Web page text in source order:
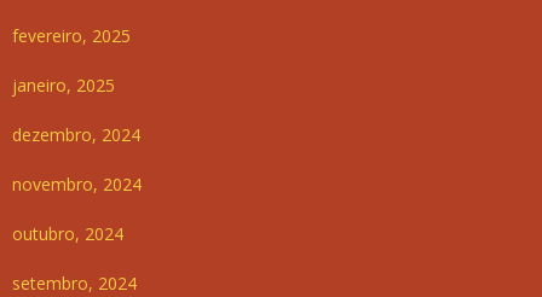
fevereiro, 2025
janeiro, 2025
dezembro, 2024
novembro, 2024
outubro, 2024
setembro, 2024